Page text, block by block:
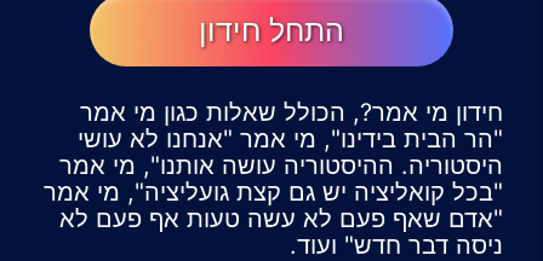
התחל חידון
חידון מי אמר?, הכולל שאלות כגון מי אמר
"הר הבית בידינו", מי אמר "אנחנו לא עושי
היסטוריה. ההיסטוריה עושה אותנו", מי אמר
"בכל קואליציה יש גם קצת גועליציה", מי אמר
"אדם שאף פעם לא עשה טעות אף פעם לא
ניסה דבר חדש" ועוד.